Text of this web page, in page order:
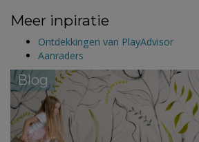
Meer inpiratie
Ontdekkingen van PlayAdvisor
Aanraders
Blog